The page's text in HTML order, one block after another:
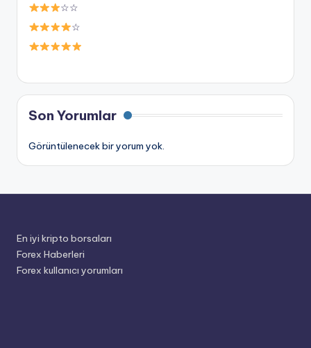
☆☆
☆
Son Yorumlar
Görüntülenecek bir yorum yok.
En iyi kripto borsaları
Forex Haberleri
Forex kullanıcı yorumları